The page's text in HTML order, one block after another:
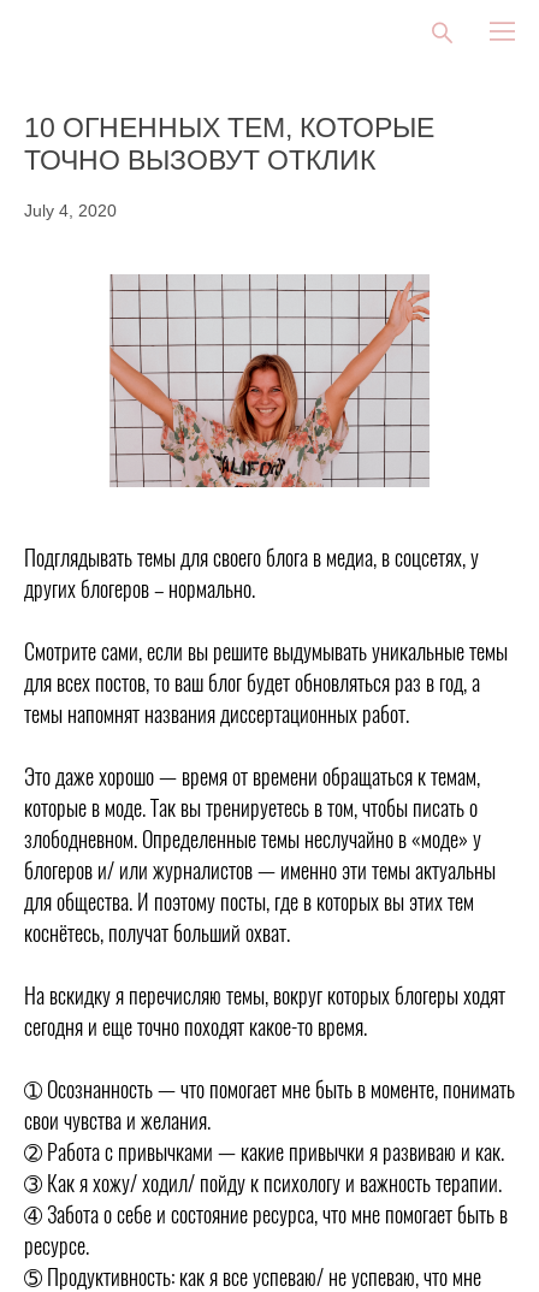
10 ОГНЕННЫХ ТЕМ, КОТОРЫЕ
ТОЧНО ВЫЗОВУТ ОТКЛИК
July 4, 2020
Подглядывать темы для своего блога в медиа, в соцсетях, у
других блогеров – нормально.
Смотрите сами, если вы решите выдумывать уникальные темы
для всех постов, то ваш блог будет обновляться раз в год, а
темы напомнят названия диссертационных работ.
Это даже хорошо — время от времени обращаться к темам,
которые в моде. Так вы тренируетесь в том, чтобы писать о
злободневном. Определенные темы неслучайно в «моде» у
блогеров и/ или журналистов — именно эти темы актуальны
для общества. И поэтому посты, где в которых вы этих тем
коснётесь, получат больший охват.
На вскидку я перечисляю темы, вокруг которых блогеры ходят
сегодня и еще точно походят какое-то время.
➀ Осознанность — что помогает мне быть в моменте, понимать
свои чувства и желания.
➁ Работа с привычками — какие привычки я развиваю и как.
➂ Как я хожу/ ходил/ пойду к психологу и важность терапии.
➃ Забота о себе и состояние ресурса, что мне помогает быть в
ресурсе.
➄ Продуктивность: как я все успеваю/ не успеваю, что мне